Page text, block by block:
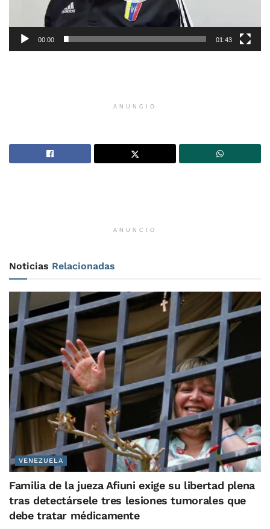
00:00 01:43
ANUNCIO
ANUNCIO
Noticias Relacionadas
VENEZUELA
Familia de la jueza Afiuni exige su libertad plena
tras detectársele tres lesiones tumorales que
debe tratar médicamente